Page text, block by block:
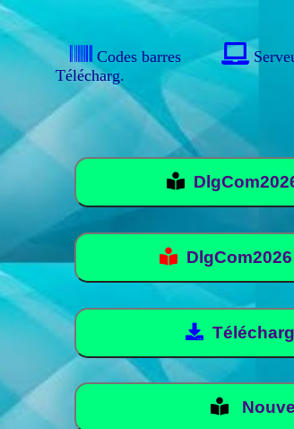
Codes barres
Télécharg.
DlgCom2026